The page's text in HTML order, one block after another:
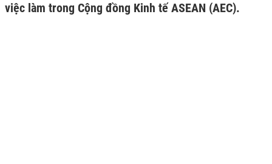
việc làm trong Cộng đồng Kinh tế ASEAN (AEC).